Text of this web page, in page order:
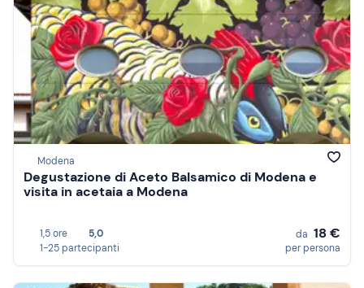
Modena
Degustazione di Aceto Balsamico di Modena e
visita in acetaia a Modena
1,5 ore
5,0
1-25 partecipanti
da 18 €
per persona